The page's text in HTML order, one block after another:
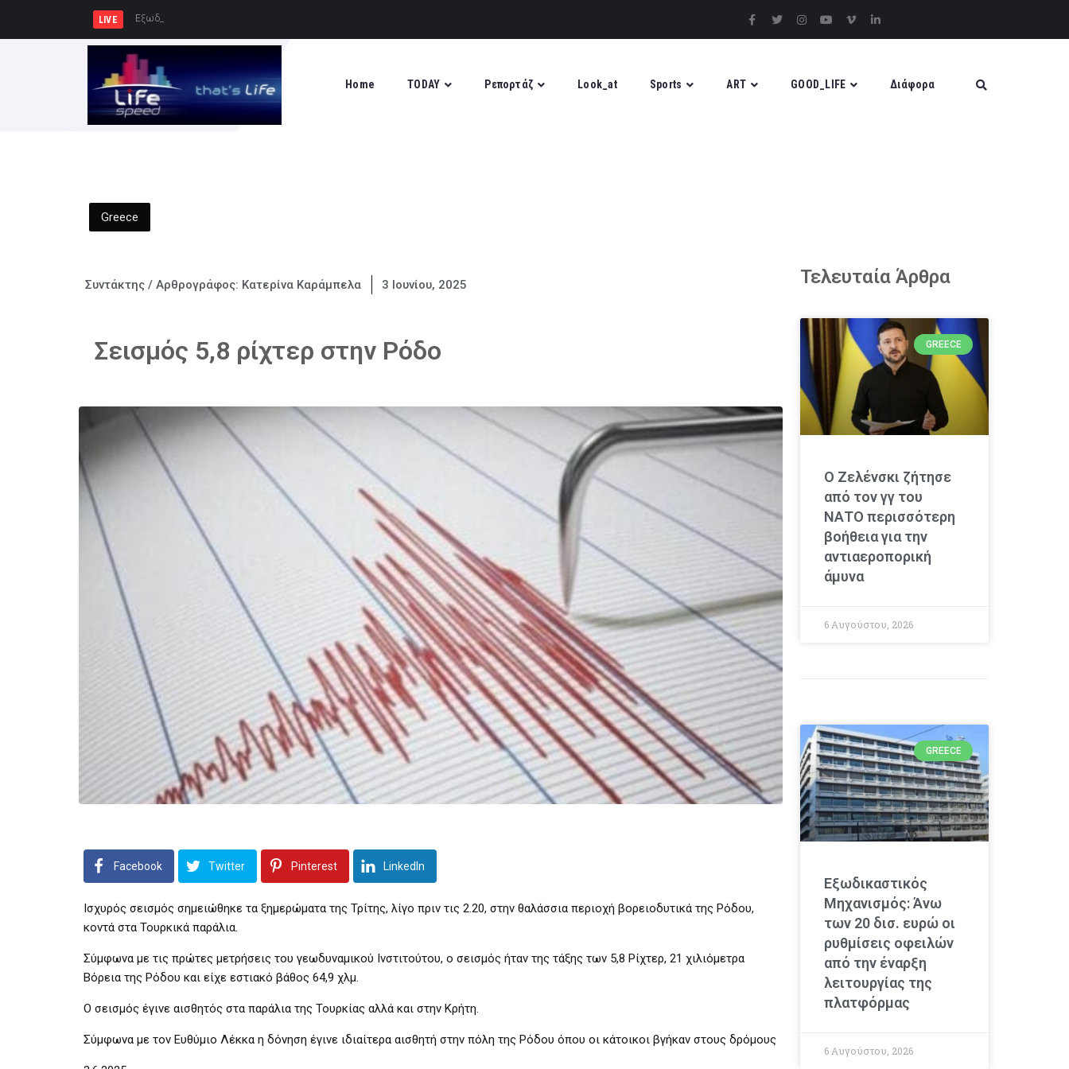
LIVE Εξωδικαστικός Μηχανισμός: Άνω των
Home TODAY Ρεπορτάζ Look_at Sports ART GOOD_LIFE Διάφορα
Greece
Συντάκτης / Αρθρογράφος: Κατερίνα Καράμπελα 3 Ιουνίου, 2025
Σεισμός 5,8 ρίχτερ στην Ρόδο
Facebook Twitter Pinterest LinkedIn
Ισχυρός σεισμός σημειώθηκε τα ξημερώματα της Τρίτης, λίγο πριν τις 2.20, στην θαλάσσια περιοχή βορειοδυτικά της Ρόδου,
κοντά στα Τουρκικά παράλια.
Σύμφωνα με τις πρώτες μετρήσεις του γεωδυναμικού Ινστιτούτου, ο σεισμός ήταν της τάξης των 5,8 Ρίχτερ, 21 χιλιόμετρα
Βόρεια της Ρόδου και είχε εστιακό βάθος 64,9 χλμ.
Ο σεισμός έγινε αισθητός στα παράλια της Τουρκίας αλλά και στην Κρήτη.
Σύμφωνα με τον Ευθύμιο Λέκκα η δόνηση έγινε ιδιαίτερα αισθητή στην πόλη της Ρόδου όπου οι κάτοικοι βγήκαν στους δρόμους
Τελευταία Άρθρα
GREECE
Ο Ζελένσκι ζήτησε
από τον γγ του
ΝΑΤΟ περισσότερη
βοήθεια για την
αντιαεροπορική
άμυνα
6 Αυγούστου, 2026
GREECE
Εξωδικαστικός
Μηχανισμός: Άνω
των 20 δισ. ευρώ οι
ρυθμίσεις οφειλών
από την έναρξη
λειτουργίας της
πλατφόρμας
6 Αυγούστου, 2026